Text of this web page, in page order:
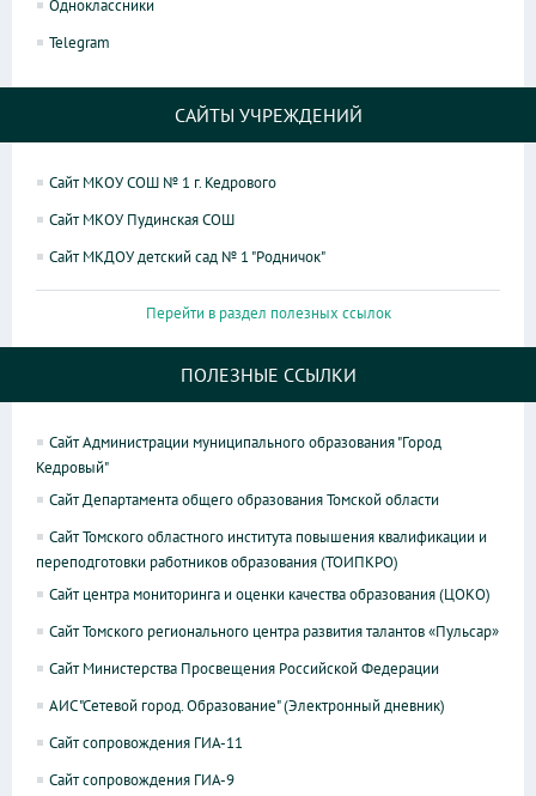
Одноклассники
Telegram
САЙТЫ УЧРЕЖДЕНИЙ
Сайт МКОУ СОШ № 1 г. Кедрового
Сайт МКОУ Пудинская СОШ
Сайт МКДОУ детский сад № 1 "Родничок"
Перейти в раздел полезных ссылок
ПОЛЕЗНЫЕ ССЫЛКИ
Сайт Администрации муниципального образования "Город
Кедровый"
Сайт Департамента общего образования Томской области
Сайт Томского областного института повышения квалификации и
переподготовки работников образования (ТОИПКРО)
Сайт центра мониторинга и оценки качества образования (ЦОКО)
Сайт Томского регионального центра развития талантов «Пульсар»
Сайт Министерства Просвещения Российской Федерации
АИС "Сетевой город. Образование" (Электронный дневник)
Сайт сопровождения ГИА-11
Сайт сопровождения ГИА-9